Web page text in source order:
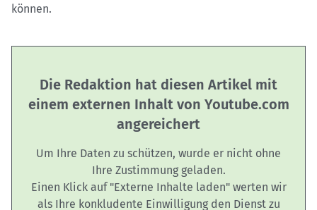
können.
Die Redaktion hat diesen Artikel mit
einem externen Inhalt von Youtube.com
angereichert
Um Ihre Daten zu schützen, wurde er nicht ohne
Ihre Zustimmung geladen.
Einen Klick auf "Externe Inhalte laden" werten wir
als Ihre konkludente Einwilligung den Dienst zu